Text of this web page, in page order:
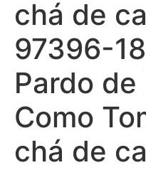
chá de
97396-
Pardo
Como
chá de